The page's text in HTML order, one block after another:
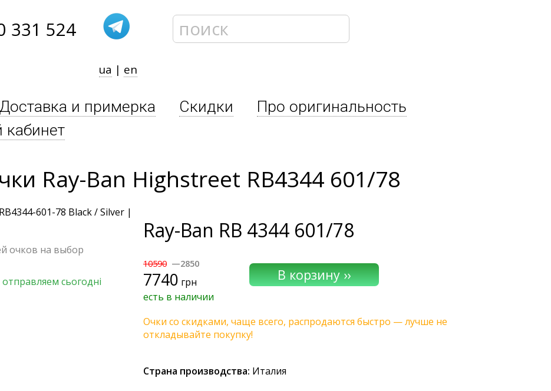
331 524
ua | en
Доставка и примерка Скидки
Про оригинальность
Ray-Ban Highstreet RB4344 601/78
очков на выбор
сьогодні
Ray-Ban RB 4344 601/78
10590 —2850
7740 грн
есть в наличии
Очки со скидками, чаще всего, распродаются быстро — лучше не
откладывайте покупку!
Страна производства: Италия